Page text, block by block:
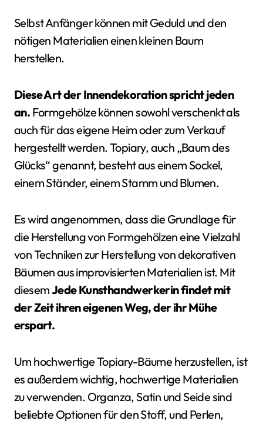
Selbst Anfänger können mit Geduld und den
nötigen Materialien einen kleinen Baum
herstellen.
Diese Art der Innendekoration spricht jeden
an. Formgehölze können sowohl verschenkt als
auch für das eigene Heim oder zum Verkauf
hergestellt werden. Topiary, auch „Baum des
Glücks“ genannt, besteht aus einem Sockel,
einem Ständer, einem Stamm und Blumen.
Es wird angenommen, dass die Grundlage für
die Herstellung von Formgehölzen eine Vielzahl
von Techniken zur Herstellung von dekorativen
Bäumen aus improvisierten Materialien ist. Mit
diesemJede Kunsthandwerkerin findet mit
der Zeit ihren eigenen Weg, der ihr Mühe
erspart.
Um hochwertige Topiary-Bäume herzustellen, ist
es außerdem wichtig, hochwertige Materialien
zu verwenden. Organza, Satin und Seide sind
beliebte Optionen für den Stoff, und Perlen,